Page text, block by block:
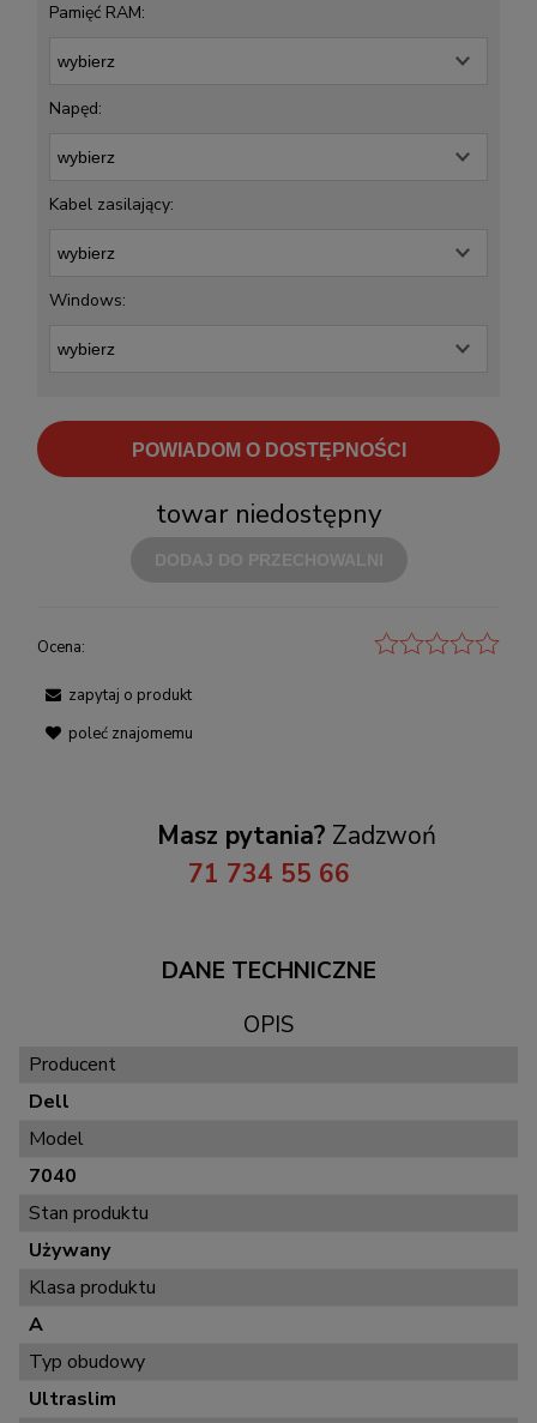
Pamięć RAM:
Napęd:
Kabel zasilający:
Windows:
POWIADOM O DOSTĘPNOŚCI
towar niedostępny
Ocena:
zapytaj o produkt
poleć znajomemu
Masz pytania? Zadzwoń
71 734 55 66
DANE TECHNICZNE
OPIS
Producent
Dell
Model
7040
Stan produktu
Używany
Klasa produktu
A
Typ obudowy
Ultraslim